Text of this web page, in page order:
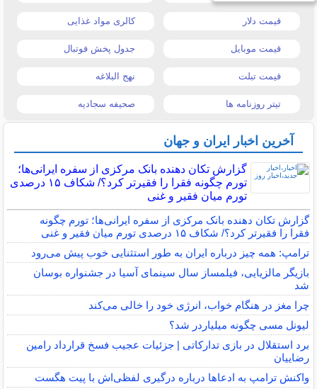
قیمت دلار کالری مواد غذایی
قیمت موبایل جدول پخش فوتبال
قیمت تبلت نهج البلاغه
تیتر روزنامه ها صحیفه سجادیه
آخرین اخبار ایران و جهان
گزارش تکان‌ دهنده بانک مرکزی از سفره ایرانی‌ها؛
تورم چگونه فقرا را فقیرتر کرد؟/ شکاف ۱۵ درصدی
تورم میان فقیر و غنی
گزارش تکان‌ دهنده بانک مرکزی از سفره ایرانی‌ها؛ تورم چگونه
فقرا را فقیرتر کرد؟/ شکاف ۱۵ درصدی تورم میان فقیر و غنی
ترامپ: همه چیز درباره ایران به طور استثنایی خوب پیش می‌رود
بازیگر مالزیایی، فیلمساز سال سینمای آسیا در جشنواره بوسان
شد
چرا مغز در هنگام خواب، انرژی خود را خالی می‌کند
لیونل مسی چگونه میلیاردر شد؟
برد استقلال در بازی تدارکاتی | جزئیات عجیب فسخ قرارداد رامین
رضاییان
واکنش ترامپ به ادعاها درباره درگیری لفظی‌اش با پیت هگست